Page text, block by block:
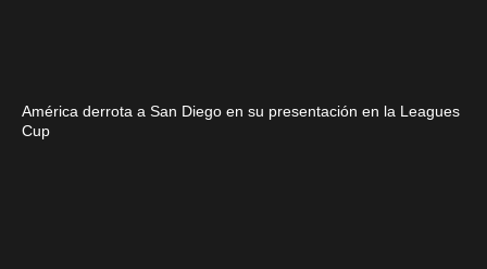
América derrota a San Diego en su presentación en la Leagues
Cup